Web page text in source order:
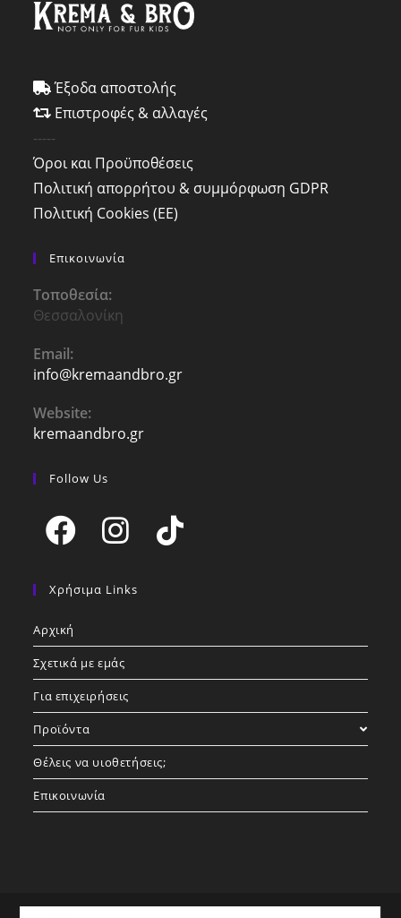
Έξοδα αποστολής
Επιστροφές & αλλαγές
-----
Όροι και Προϋποθέσεις
Πολιτική απορρήτου & συμμόρφωση GDPR
Πολιτική Cookies (ΕΕ)
Επικοινωνία
Τοποθεσία:
Θεσσαλονίκη
Email:
info@kremaandbro.grOpens
Website:
kremaandbro.gr
Follow Us
in
new
in
Χρήσιμα Links
Αρχική
Σχετικά με εμάς
Για επιχειρήσεις
Προϊόντα
Θέλεις να υιοθετήσεις;
Επικοινωνία